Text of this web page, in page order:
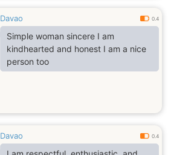
Davao 0.4
Simple woman sincere I am
kindhearted and honest I am a nice
person too
Davao 0.4